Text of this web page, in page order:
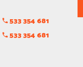
533 354 681
533 354 681